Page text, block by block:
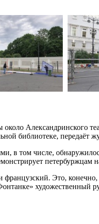
Александринского
библиотеке, передаёт
в том числе,
петербуржцам
французский. Это,
художественный